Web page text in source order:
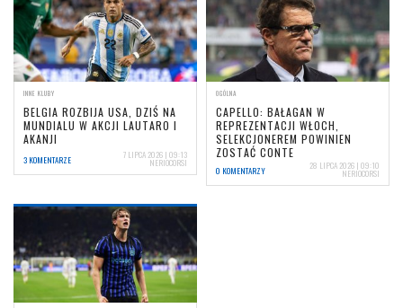
INNE KLUBY
BELGIA ROZBIJA USA, DZIŚ NA
MUNDIALU W AKCJI LAUTARO I
AKANJI
3 KOMENTARZE 7 LIPCA 2026 | 09:13
NERIOCORSI
OGÓLNA
CAPELLO: BAŁAGAN W
REPREZENTACJI WŁOCH,
SELEKCJONEREM POWINIEN
ZOSTAĆ CONTE
0 KOMENTARZY 28 LIPCA 2026 | 09:10
NERIOCORSI